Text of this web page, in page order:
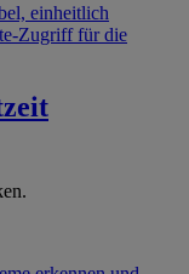
einheitlich
Zugriff für die